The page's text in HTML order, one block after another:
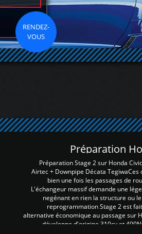
RENDEZ-
VOUS
Préparation
Préparation Stage 2 sur Honda
Airtec + Downpipe Décata
bien une fois les passages de
L'échangeur massif demande une
negénant en rien la structure ou
reprogrammation Stage 2 est
alternative économique au passage sur
développe d'origine 310cv et